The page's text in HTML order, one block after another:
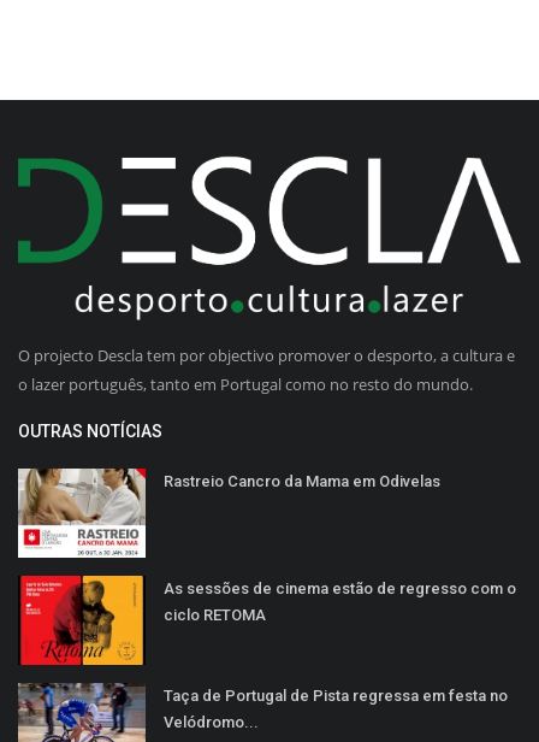
O projecto Descla tem por objectivo promover o desporto, a cultura e
o lazer português, tanto em Portugal como no resto do mundo.
OUTRAS NOTÍCIAS
Rastreio Cancro da Mama em Odivelas
As sessões de cinema estão de regresso com o
ciclo RETOMA
Taça de Portugal de Pista regressa em festa no
Velódromo...